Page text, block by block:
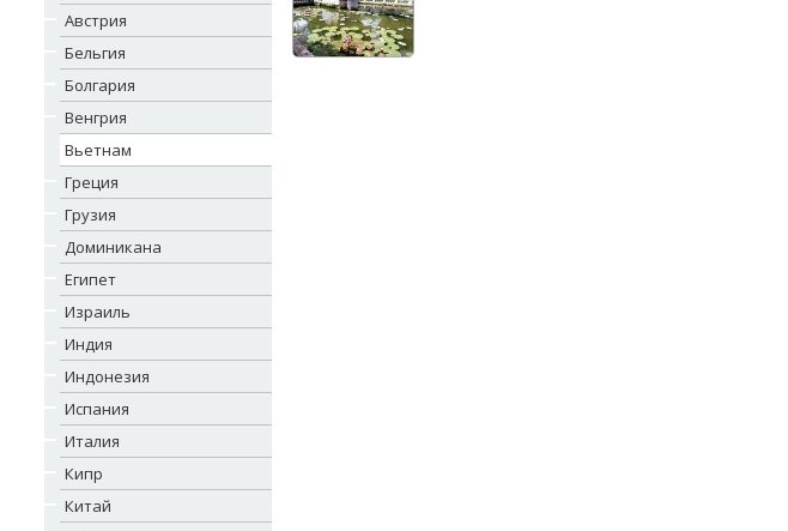
Австрия
Бельгия
Болгария
Венгрия
Вьетнам
Греция
Грузия
Доминикана
Египет
Израиль
Индия
Индонезия
Испания
Италия
Кипр
Китай